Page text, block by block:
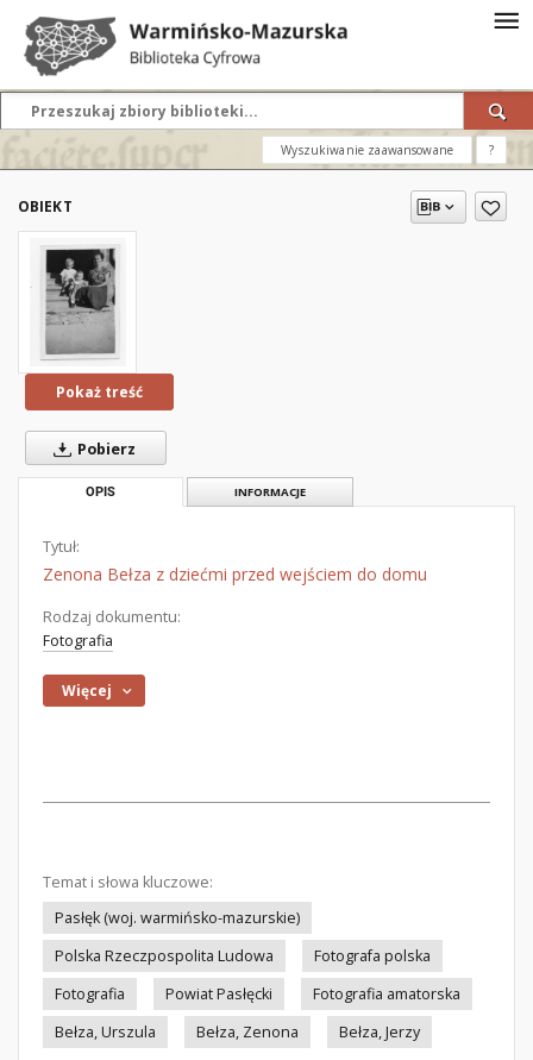
Wyszukiwanie zaawansowane ?
OBIEKT
Pokaż treść
Pobierz
OPIS INFORMACJE
Tytuł:
Zenona Bełza z dziećmi przed wejściem do domu
Rodzaj dokumentu:
Fotografia
Więcej
Temat i słowa kluczowe:
Pasłęk (woj. warmińsko-mazurskie)
Polska Rzeczpospolita Ludowa
Fotografa polska
Fotografia
Powiat Pasłęcki
Fotografia amatorska
Bełza, Urszula
Bełza, Zenona Bełza, Jerzy